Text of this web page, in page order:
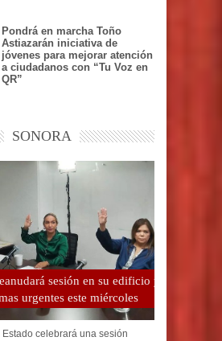
Pondrá en marcha Toño
Astiazarán iniciativa de
jóvenes para mejorar atención
a ciudadanos con “Tu Voz en
QR”
SONORA
sesión en su edificio y
urgentes este miércoles
celebrará una sesión